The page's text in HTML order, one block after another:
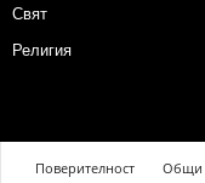
Свят
Религия
Поверителност Общи